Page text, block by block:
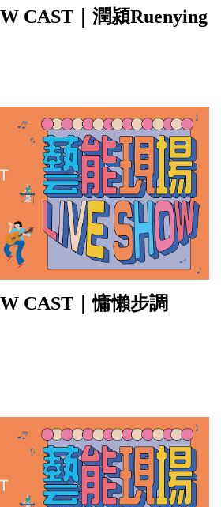
CAST｜潤潁Ruenying
CAST｜慵懶步調